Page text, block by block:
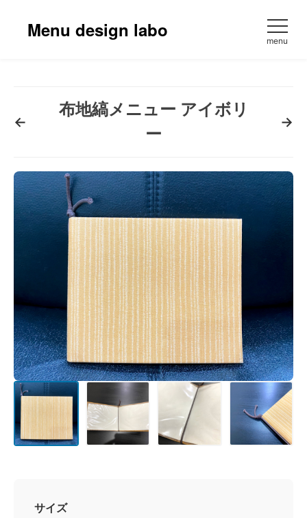
Menu design labo menu
←
布地縞メニュー アイボリ
ー
→
サイズ